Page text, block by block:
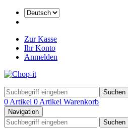
Zur Kasse
Ihr Konto
Anmelden
Suchen
0 Artikel 0 Artikel Warenkorb
Navigation
Suchen